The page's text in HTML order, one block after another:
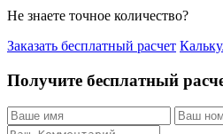
Не знаете точное количество?
Заказать бесплатный расчет
Получите бесплатный